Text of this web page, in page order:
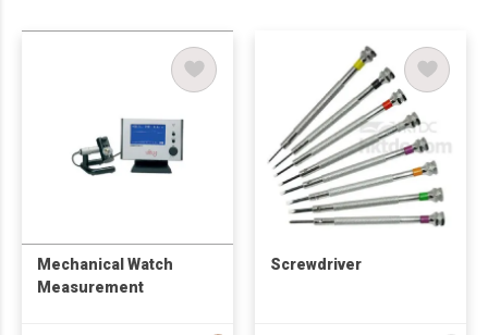
Mechanical Watch
Measurement
Screwdriver